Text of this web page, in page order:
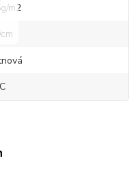
m2